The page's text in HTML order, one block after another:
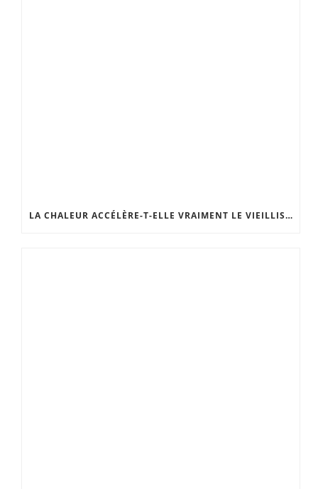
LA CHALEUR ACCÉLÈRE-T-ELLE VRAIMENT LE VIEILLISSEMENT DE LA PEAU ?